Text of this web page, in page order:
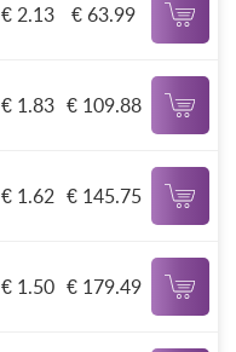
€ 2.13 € 63.99
€ 1.83 € 109.88
€ 1.62 € 145.75
€ 1.50 € 179.49